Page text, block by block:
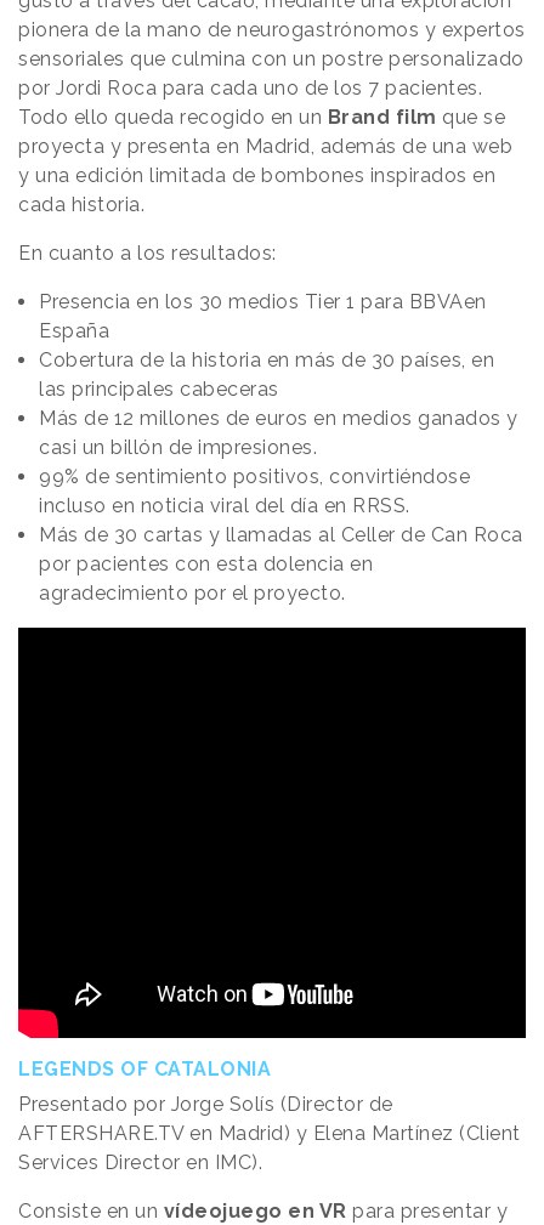
pionera de la mano de neurogastrónomos y expertos
sensoriales que culmina con un postre personalizado
por Jordi Roca para cada uno de los 7 pacientes.
Todo ello queda recogido en un Brand film que se
proyecta y presenta en Madrid, además de una web
y una edición limitada de bombones inspirados en
cada historia.
En cuanto a los resultados:
Presencia en los 30 medios Tier 1 para BBVAen
España
Cobertura de la historia en más de 30 países, en
las principales cabeceras
Más de 12 millones de euros en medios ganados y
casi un billón de impresiones.
99% de sentimiento positivos, convirtiéndose
incluso en noticia viral del día en RRSS.
Más de 30 cartas y llamadas al Celler de Can Roca
por pacientes con esta dolencia en
agradecimiento por el proyecto.
LEGENDS OF CATALONIA
Presentado por Jorge Solís (Director de
AFTERSHARE.TV en Madrid) y Elena Martínez (Client
Services Director en IMC).
Consiste en un vídeojuego en VR para presentar y